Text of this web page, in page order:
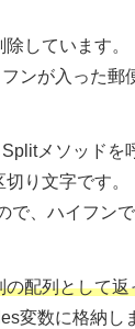
しています。
ンが入った郵
メソッドを
り文字です。
で、ハイフン
の配列として返
変数に格納し